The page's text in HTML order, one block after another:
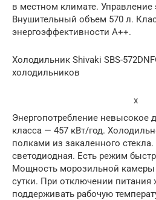
в местном климате. Управление
Внушительный объем 570 л.
энергоэффективности А++.
Холодильник Shivaki SBS-
холодильников
x
Энергопотребление невысокое
класса — 457 кВт/год.
полками из закаленного
светодиодная. Есть режим
Мощность морозильной камеры
сутки. При отключении
поддерживать рабочую